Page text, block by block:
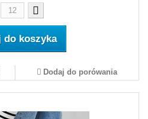
do koszyka
Dodaj do porówania